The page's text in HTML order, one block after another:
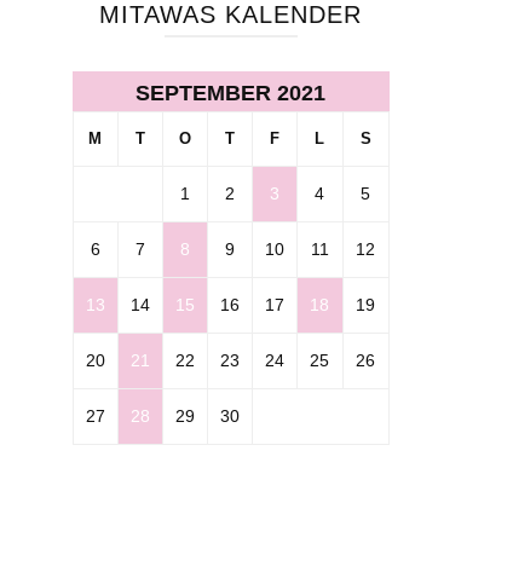
MITAWAS KALENDER
SEPTEMBER 2021
M T O T F L S
1 2 3 4 5
6 7 8 9 10 11 12
13 14 15 16 17 18 19
20 21 22 23 24 25 26
27 28 29 30